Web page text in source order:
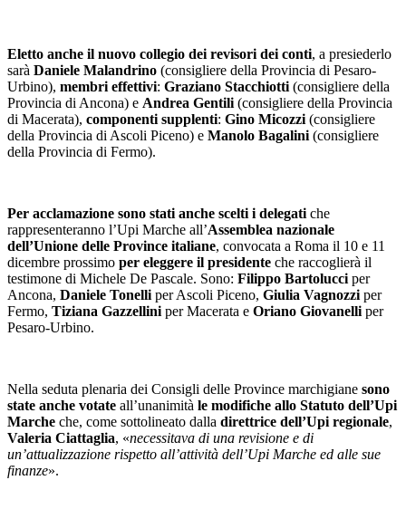
Eletto anche il nuovo collegio dei revisori dei conti, a presiederlo
sarà Daniele Malandrino (consigliere della Provincia di Pesaro-
Urbino), membri effettivi: Graziano Stacchiotti (consigliere della
Provincia di Ancona) e Andrea Gentili (consigliere della Provincia
di Macerata), componenti supplenti: Gino Micozzi (consigliere
della Provincia di Ascoli Piceno) e Manolo Bagalini (consigliere
della Provincia di Fermo).
Per acclamazione sono stati anche scelti i delegati che
rappresenteranno l’Upi Marche all’Assemblea nazionale
dell’Unione delle Province italiane, convocata a Roma il 10 e 11
dicembre prossimo per eleggere il presidente che raccoglierà il
testimone di Michele De Pascale. Sono: Filippo Bartolucci per
Ancona, Daniele Tonelli per Ascoli Piceno, Giulia Vagnozzi per
Fermo, Tiziana Gazzellini per Macerata e Oriano Giovanelli per
Pesaro-Urbino.
Nella seduta plenaria dei Consigli delle Province marchigiane sono
state anche votate all’unanimità le modifiche allo Statuto dell’Upi
Marche che, come sottolineato dalla direttrice dell’Upi regionale,
Valeria Ciattaglia, «necessitava di una revisione e di
un’attualizzazione rispetto all’attività dell’Upi Marche ed alle sue
finanze».